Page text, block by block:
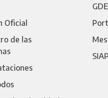
Oficial
de las